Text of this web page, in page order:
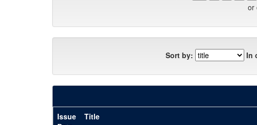
or
Sort by: In
Issue
Title